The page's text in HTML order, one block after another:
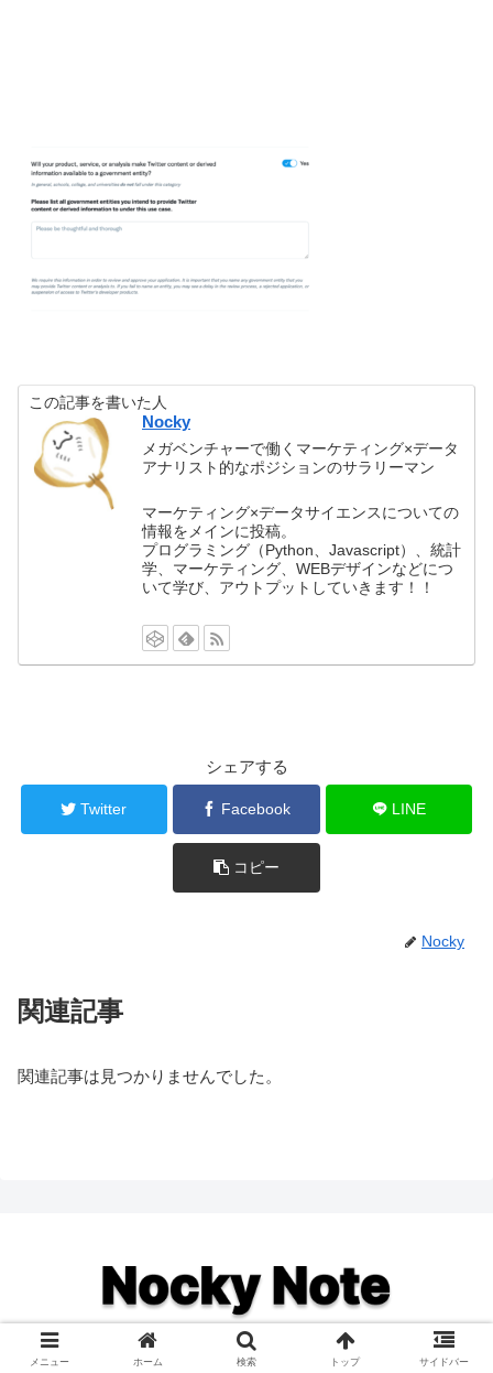
この記事を書いた人
Nocky
メガベンチャーで働くマーケティング×データ
アナリスト的なポジションのサラリーマン
マーケティング×データサイエンスについての
情報をメインに投稿。
プログラミング（Python、Javascript）、統計
学、マーケティング、WEBデザインなどにつ
いて学び、アウトプットしていきます！！
シェアする
Twitter Facebook LINE
コピー
Nocky
関連記事
関連記事は見つかりませんでした。
© 2019 .
メニュー ホーム 検索 トップ サイドバー